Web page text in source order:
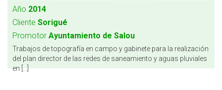
Año 2014
Cliente Sorigué
Promotor Ayuntamiento de Salou
Trabajos de topografía en campo y gabinete para la realización
del plan director de las redes de saneamiento y aguas pluviales
en [...]